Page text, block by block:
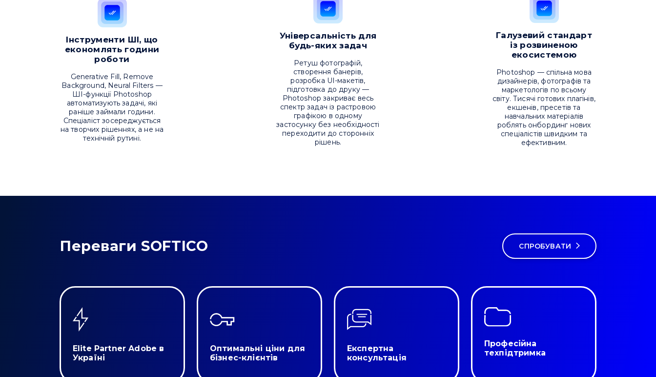
Інструменти ШІ, що
економлять години
роботи
Generative Fill, Remove
Background, Neural Filters —
ШІ-функції Photoshop
автоматизують задачі, які
раніше займали години.
Спеціаліст зосереджується
на творчих рішеннях, а не на
технічній рутині.
Універсальність для
будь-яких задач
Ретуш фотографій,
створення банерів,
розробка UI-макетів,
підготовка до друку —
Photoshop закриває весь
спектр задач із растровою
графікою в одному
застосунку без необхідності
переходити до сторонніх
рішень.
Галузевий стандарт
із розвиненою
екосистемою
Photoshop — спільна мова
дизайнерів, фотографів та
маркетологів по всьому
світу. Тисячі готових плагінів,
екшенів, пресетів та
навчальних матеріалів
роблять онбординг нових
спеціалістів швидким та
ефективним.
Переваги SOFTICO СПРОБУВАТИ
Elite Partner Adobe в
Україні
Оптимальні ціни для
бізнес-клієнтів
Експертна
консультація
Професійна
техпідтримка